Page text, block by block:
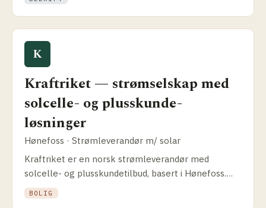
K
Kraftriket — strømselskap med
solcelle- og plusskunde-
løsninger
Hønefoss · Strømleverandør m/ solar
Kraftriket er en norsk strømleverandør med
solcelle- og plusskundetilbud, basert i Hønefoss.
Slik fungerer tilbudet, hvilke vilkår du får og hvor
selskapet skiller seg fra konkurrentene.
BOLIG